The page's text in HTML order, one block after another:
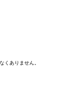
くありません。